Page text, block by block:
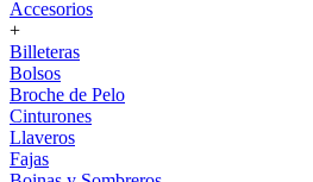
Accesorios
+
Billeteras
Bolsos
Broche de Pelo
Cinturones
Llaveros
Fajas